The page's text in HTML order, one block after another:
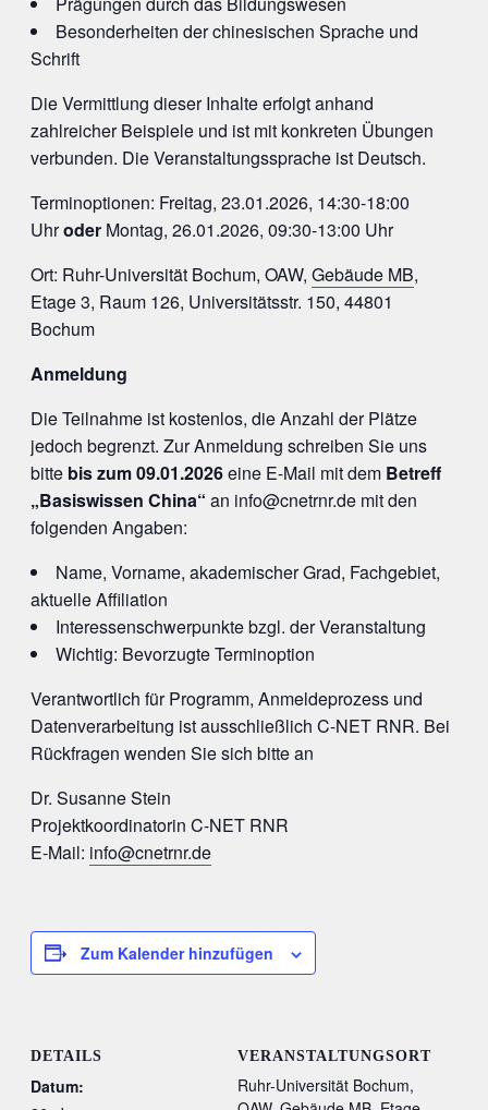
Besonderheiten der chinesischen Sprache und
Schrift
Die Vermittlung dieser Inhalte erfolgt anhand
zahlreicher Beispiele und ist mit konkreten Übungen
verbunden. Die Veranstaltungssprache ist Deutsch.
Terminoptionen: Freitag, 23.01.2026, 14:30-18:00
Uhroder Montag, 26.01.2026, 09:30-13:00 Uhr
Ort: Ruhr-Universität Bochum, OAW, Gebäude MB,
Etage 3, Raum 126, Universitätsstr. 150, 44801
Bochum
Anmeldung
Die Teilnahme ist kostenlos, die Anzahl der Plätze
jedoch begrenzt. Zur Anmeldung schreiben Sie uns
bitte bis zum 09.01.2026eine E-Mail mit dem Betreff
„Basiswissen China“ an info@cnetrnr.de mit den
folgenden Angaben:
Name, Vorname, akademischer Grad, Fachgebiet,
aktuelle Affiliation
Interessenschwerpunkte bzgl. der Veranstaltung
Wichtig: Bevorzugte Terminoption
Verantwortlich für Programm, Anmeldeprozess und
Datenverarbeitung ist ausschließlich C-NET RNR. Bei
Rückfragen wenden Sie sich bitte an
Dr. Susanne Stein
Projektkoordinatorin C-NET RNR
E-Mail: info@cnetrnr.de
Zum Kalender hinzufügen
DETAILS
Datum:
VERANSTALTUNGSORT
Ruhr-Universität Bochum,